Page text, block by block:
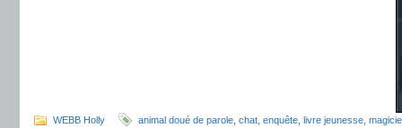
WEBB Holly animal doué de parole chat enquête livre jeunesse